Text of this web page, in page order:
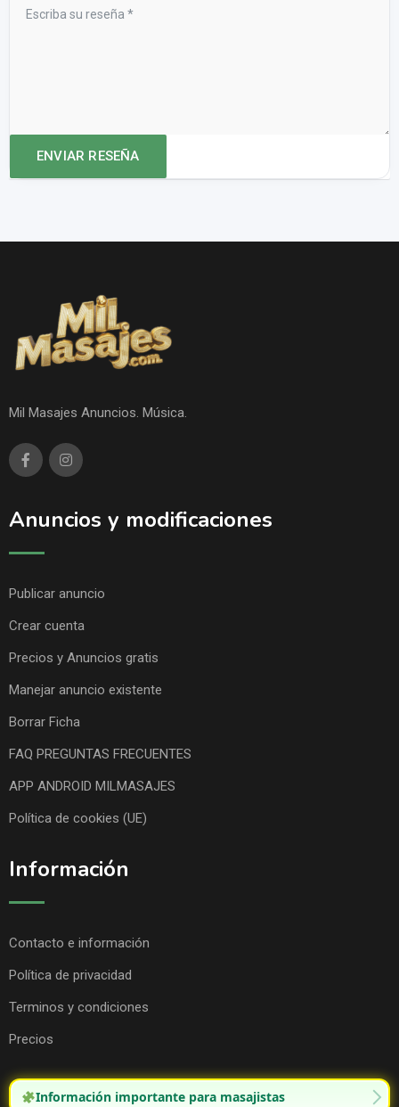
Mil Masajes Anuncios. Música.
Anuncios y modificaciones
Publicar anuncio
Crear cuenta
Precios y Anuncios gratis
Manejar anuncio existente
Borrar Ficha
FAQ PREGUNTAS FRECUENTES
APP ANDROID MILMASAJES
Política de cookies (UE)
Información
Contacto e información
Política de privacidad
Terminos y condiciones
Precios
Información importante para masajistas